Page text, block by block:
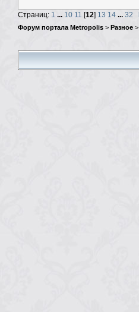
Страниц: 1 ... 10 11 [12] 13 14 ... 32
Форум портала Metropolis > Разное >